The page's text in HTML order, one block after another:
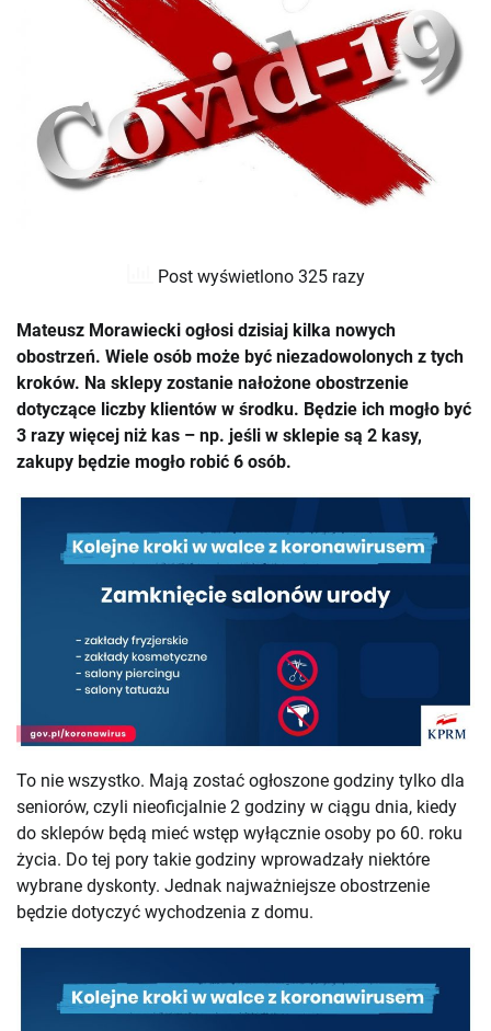
Post wyświetlono 325 razy
Mateusz Morawiecki ogłosi dzisiaj kilka nowych
obostrzeń. Wiele osób może być niezadowolonych z tych
kroków. Na sklepy zostanie nałożone obostrzenie
dotyczące liczby klientów w środku. Będzie ich mogło być
3 razy więcej niż kas – np. jeśli w sklepie są 2 kasy,
zakupy będzie mogło robić 6 osób.
To nie wszystko. Mają zostać ogłoszone godziny tylko dla
seniorów, czyli nieoficjalnie 2 godziny w ciągu dnia, kiedy
do sklepów będą mieć wstęp wyłącznie osoby po 60. roku
życia. Do tej pory takie godziny wprowadzały niektóre
wybrane dyskonty. Jednak najważniejsze obostrzenie
będzie dotyczyć wychodzenia z domu.